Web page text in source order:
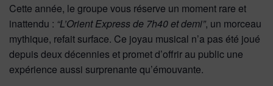
Cette année, le groupe vous réserve un moment rare et
inattendu : “L’Orient Express de 7h40 et demi”, un morceau
mythique, refait surface. Ce joyau musical n’a pas été joué
depuis deux décennies et promet d’offrir au public une
expérience aussi surprenante qu’émouvante.